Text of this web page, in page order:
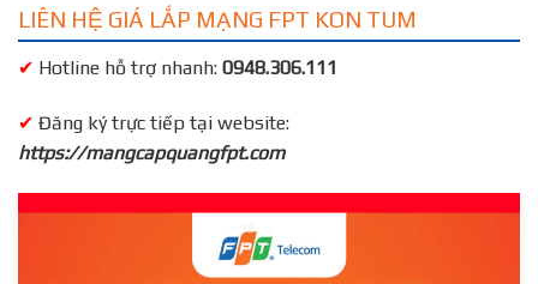
LIÊN HỆ GIÁ LẮP MẠNG FPT KON TUM
✔ Hotline hỗ trợ nhanh: 0948.306.111
✔ Đăng ký trực tiếp tại website:
https://mangcapquangfpt.com